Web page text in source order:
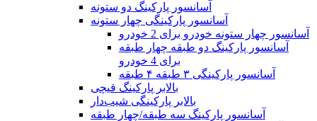
آسانسور پارکینگ دو ستونه
آسانسور پارکینگی چهار ستونه
آسانسور چهار ستونه خودرو برای 2 خودرو
آسانسور پارکینگ دو طبقه چهار طبقه
برای 4 خودرو
آسانسور پارکینگی ۳ طبقه ۴ طبقه
بالابر پارکینگ قیچی
بالابر پارکینگی شیب‌دار
آسانسور پارکینگ سه طبقه/چهار طبقه